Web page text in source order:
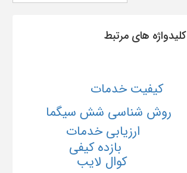
کلیدواژه های مرتبط
ارزیابی خدمات
بازده كيفي
روش شناسي شش سيگما
كوال لايب
کیفیت خدمات